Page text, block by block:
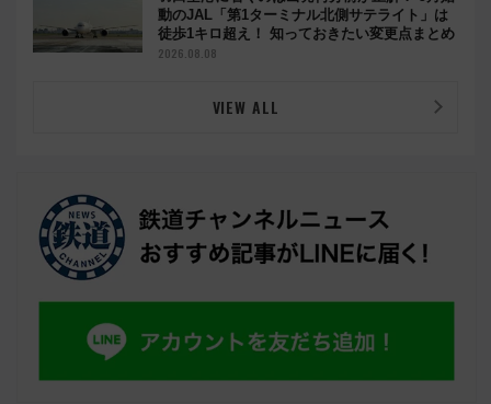
動のJAL「第1ターミナル北側サテライト」は
徒歩1キロ超え！ 知っておきたい変更点まとめ
2026.08.08
VIEW ALL